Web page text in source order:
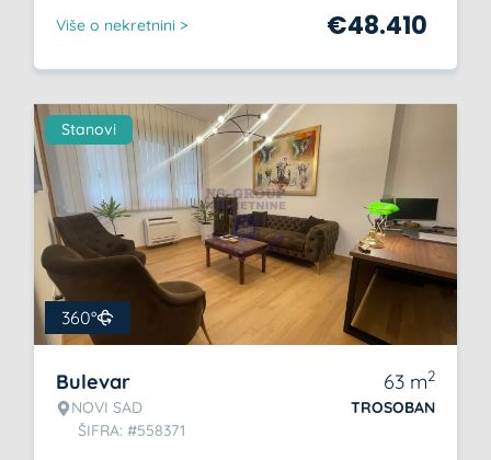
Više o nekretnini > €48.410
Stanovi
360°
Bulevar
NOVI SAD
ŠIFRA: #558371
63 m2
TROSOBAN